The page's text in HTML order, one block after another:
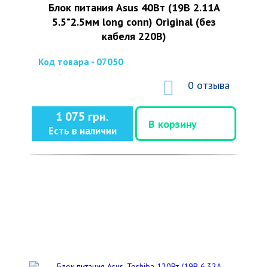
Блок питания Asus 40Вт (19В 2.11А
5.5*2.5мм long conn) Original (без
кабеля 220В)
Код товара - 07050
0 отзыва
1 075 грн.
Есть в наличии
В корзину